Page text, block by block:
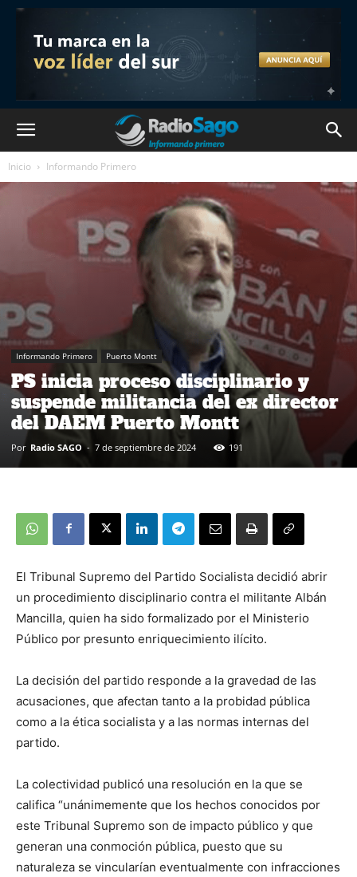
Inicio Informando Primero
Informando Primero Puerto Montt
PS inicia proceso disciplinario y
suspende militancia del ex director
del DAEM Puerto Montt
Por Radio SAGO - 7 de septiembre de 2024 191
El Tribunal Supremo del Partido Socialista decidió abrir
un procedimiento disciplinario contra el militante Albán
Mancilla, quien ha sido formalizado por el Ministerio
Público por presunto enriquecimiento ilícito.
La decisión del partido responde a la gravedad de las
acusaciones, que afectan tanto a la probidad pública
como a la ética socialista y a las normas internas del
partido.
La colectividad publicó una resolución en la que se
califica “unánimemente que los hechos conocidos por
este Tribunal Supremo son de impacto público y que
generan una conmoción pública, puesto que su
naturaleza se vincularían eventualmente con infracciones